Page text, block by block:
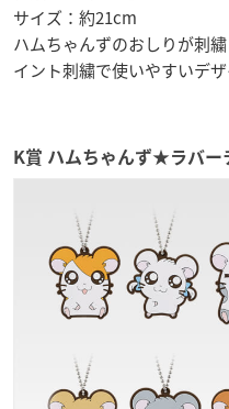
サイズ：約21cm
ハムちゃんずのおしりが刺
イント刺繍で使いやすいデ
K賞 ハムちゃんず★ラバー